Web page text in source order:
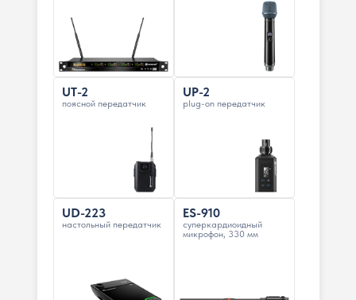
UT-2
поясной передатчик
UP-2
plug-on передатчик
UD-223
настольный передатчик
ES-910
суперкардиоидный
микрофон, 330 мм